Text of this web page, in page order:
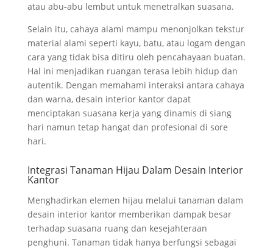
atau abu-abu lembut untuk menetralkan suasana.
Selain itu, cahaya alami mampu menonjolkan tekstur
material alami seperti kayu, batu, atau logam dengan
cara yang tidak bisa ditiru oleh pencahayaan buatan.
Hal ini menjadikan ruangan terasa lebih hidup dan
autentik. Dengan memahami interaksi antara cahaya
dan warna, desain interior kantor dapat
menciptakan suasana kerja yang dinamis di siang
hari namun tetap hangat dan profesional di sore
hari.
Integrasi Tanaman Hijau Dalam Desain Interior
Kantor
Menghadirkan elemen hijau melalui tanaman dalam
desain interior kantor memberikan dampak besar
terhadap suasana ruang dan kesejahteraan
penghuni. Tanaman tidak hanya berfungsi sebagai